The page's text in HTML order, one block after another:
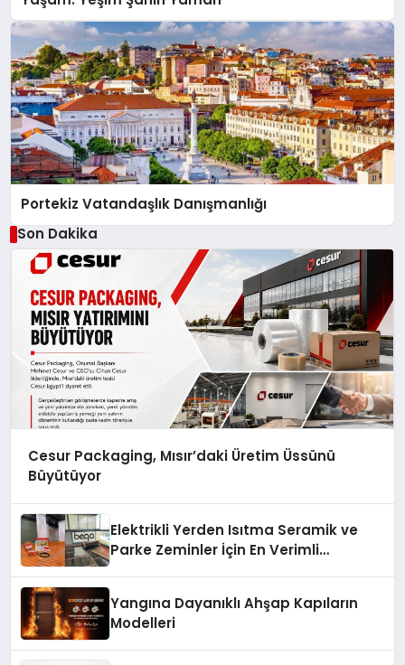
Portekiz Vatandaşlık Danışmanlığı
Son Dakika
Cesur Packaging, Mısır’daki Üretim Üssünü
Büyütüyor
Elektrikli Yerden Isıtma Seramik ve
Parke Zeminler İçin En Verimli
Yangına Dayanıklı Ahşap Kapıların
Modelleri